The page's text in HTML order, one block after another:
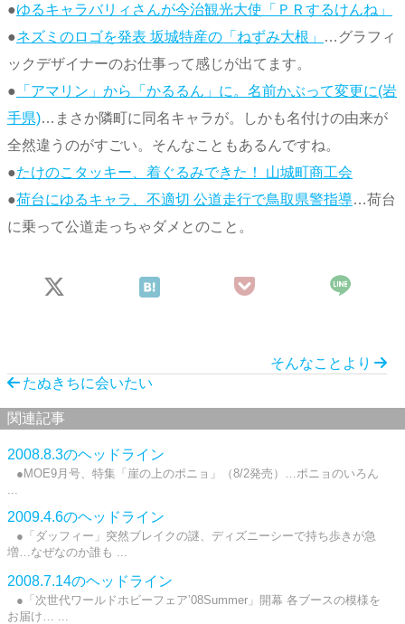
●ゆるキャラバリィさんが今治観光大使「ＰＲするけんね」
●ネズミのロゴを発表 坂城特産の「ねずみ大根」
…グラフィ
ックデザイナーのお仕事って感じが出てます。
● 「アマリン」から「かるるん」に。名前かぶって変更に(岩
手県)…まさか隣町に同名キャラが。しかも名付けの由来が
全然違うのがすごい。そんなこともあるんですね。
●たけのこタッキー、着ぐるみできた！ 山城町商工会
●荷台にゆるキャラ、不適切 公道走行で鳥取県警指導…荷台
に乗って公道走っちゃダメとのこと。
そんなことより
たぬきちに会いたい
関連記事
2008.8.3のヘッドライン
●MOE9月号、特集「崖の上のポニョ」（8/2発売）…ポニョのいろん
2009.4.6のヘッドライン
●「ダッフィー」突然ブレイクの謎、ディズニーシーで持ち歩きが急
増…なぜなのか誰も ...
2008.7.14のヘッドライン
●「次世代ワールドホビーフェア’08Summer」開幕 各ブースの模様を
お届け… ...